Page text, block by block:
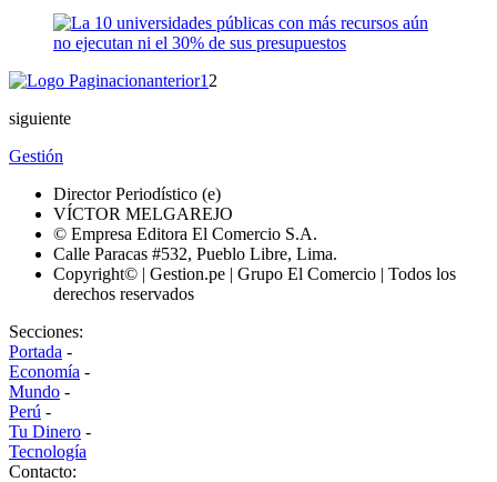
anterior1 2
siguiente
Gestión
Director Periodístico (e)
VÍCTOR MELGAREJO
© Empresa Editora El Comercio S.A.
Calle Paracas #532, Pueblo Libre, Lima.
Copyright© | Gestion.pe | Grupo El Comercio | Todos los
derechos reservados
Secciones:
Portada -
Economía -
Mundo -
Perú -
Tu Dinero -
Tecnología
Contacto: